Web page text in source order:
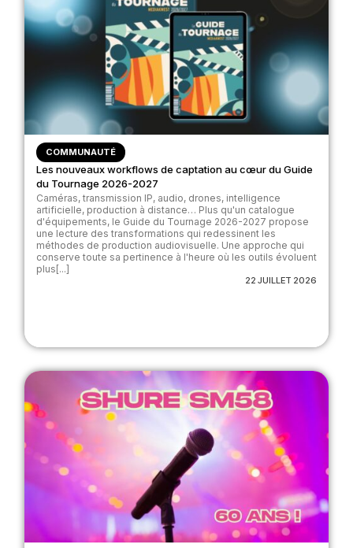
COMMUNAUTÉ
Les nouveaux workflows de captation au cœur du Guide
du Tournage 2026-2027
Caméras, transmission IP, audio, drones, intelligence
artificielle, production à distance… Plus qu'un catalogue
d'équipements, le Guide du Tournage 2026-2027 propose
une lecture des transformations qui redessinent les
méthodes de production audiovisuelle. Une approche qui
conserve toute sa pertinence à l'heure où les outils évoluent
plus[...]
22 JUILLET 2026